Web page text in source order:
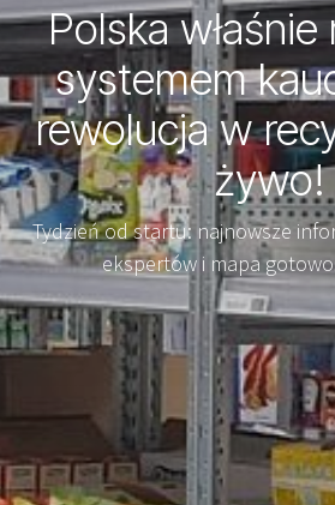
Polska właśnie
systemem
rewolucja w
żywo!
Tydzień od startu: najnowsze
ekspertów i mapa